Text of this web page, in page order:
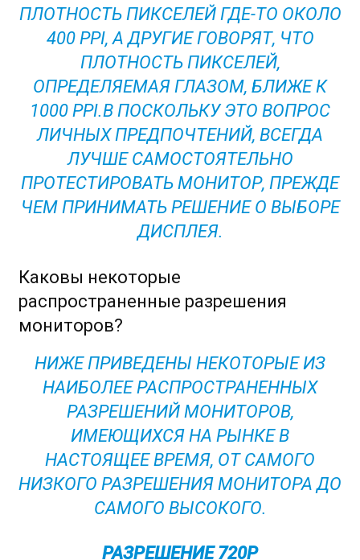
ПЛОТНОСТЬ ПИКСЕЛЕЙ ГДЕ-ТО ОКОЛО
400 PPI, А ДРУГИЕ ГОВОРЯТ, ЧТО
ПЛОТНОСТЬ ПИКСЕЛЕЙ,
ОПРЕДЕЛЯЕМАЯ ГЛАЗОМ, БЛИЖЕ К
1000 PPI.В ПОСКОЛЬКУ ЭТО ВОПРОС
ЛИЧНЫХ ПРЕДПОЧТЕНИЙ, ВСЕГДА
ЛУЧШЕ САМОСТОЯТЕЛЬНО
ПРОТЕСТИРОВАТЬ МОНИТОР, ПРЕЖДЕ
ЧЕМ ПРИНИМАТЬ РЕШЕНИЕ О ВЫБОРЕ
ДИСПЛЕЯ.
Каковы некоторые
распространенные разрешения
мониторов?
НИЖЕ ПРИВЕДЕНЫ НЕКОТОРЫЕ ИЗ
НАИБОЛЕЕ РАСПРОСТРАНЕННЫХ
РАЗРЕШЕНИЙ МОНИТОРОВ,
ИМЕЮЩИХСЯ НА РЫНКЕ В
НАСТОЯЩЕЕ ВРЕМЯ, ОТ САМОГО
НИЗКОГО РАЗРЕШЕНИЯ МОНИТОРА ДО
САМОГО ВЫСОКОГО.
РАЗРЕШЕНИЕ 720P